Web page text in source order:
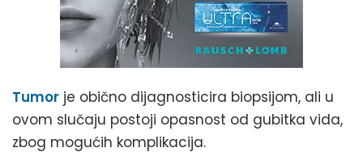
Tumor je obično dijagnosticira biopsijom, ali u
ovom slučaju postoji opasnost od gubitka vida,
zbog mogućih komplikacija.